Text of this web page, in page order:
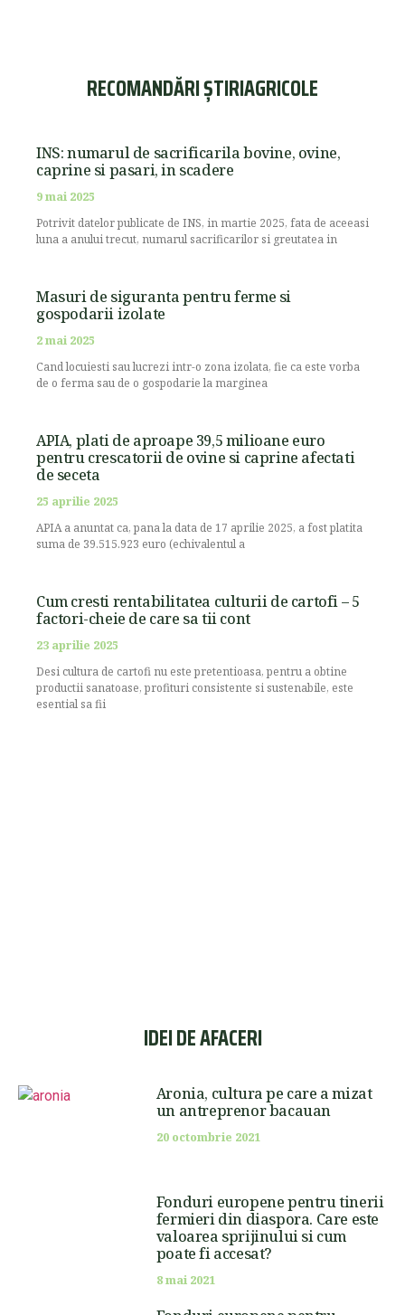
RECOMANDĂRI ȘTIRIAGRICOLE
INS: numarul de sacrificarila bovine, ovine,
caprine si pasari, in scadere
9 mai 2025
Potrivit datelor publicate de INS, in martie 2025, fata de aceeasi
luna a anului trecut, numarul sacrificarilor si greutatea in
Masuri de siguranta pentru ferme si
gospodarii izolate
2 mai 2025
Cand locuiesti sau lucrezi intr-o zona izolata, fie ca este vorba
de o ferma sau de o gospodarie la marginea
APIA, plati de aproape 39,5 milioane euro
pentru crescatorii de ovine si caprine afectati
de seceta
25 aprilie 2025
APIA a anuntat ca, pana la data de 17 aprilie 2025, a fost platita
suma de 39.515.923 euro (echivalentul a
Cum cresti rentabilitatea culturii de cartofi – 5
factori-cheie de care sa tii cont
23 aprilie 2025
Desi cultura de cartofi nu este pretentioasa, pentru a obtine
productii sanatoase, profituri consistente si sustenabile, este
esential sa fii
IDEI DE AFACERI
Aronia, cultura pe care a mizat
un antreprenor bacauan
20 octombrie 2021
Fonduri europene pentru tinerii
fermieri din diaspora. Care este
valoarea sprijinului si cum
poate fi accesat?
8 mai 2021